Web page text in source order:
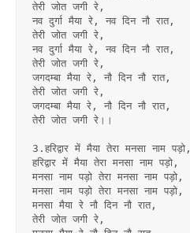
तेरी जोत जगी रे,
नव दुर्गा मैया रे, नव दिन नौ रात,
तेरी जोत जगी रे,
नव दुर्गा मैया रे, नव दिन नौ रात,
तेरी जोत जगी रे,
जगदम्बा मैया रे, नौ दिन नौ रात,
तेरी जोत जगी रे,
जगदम्बा मैया रे, नौ दिन नौ रात,
तेरी जोत जगी रे।।
3.हरिद्वार में मैया तेरा मनसा नाम पड़ो,
हरिद्वार में मैया तेरा मनसा नाम पड़ो,
मनसा नाम पड़ो तेरा मनसा नाम पड़ो,
मनसा नाम पड़ो तेरा मनसा नाम पड़ो,
मनसा मैया रे नौ दिन नौ रात,
तेरी जोत जगी रे,